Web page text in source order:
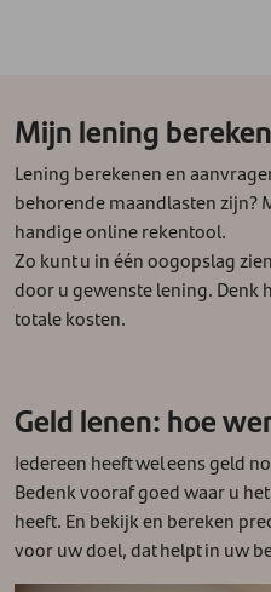
Mijn lening
Lening berekenen en
behorende maandlasten zijn?
handige online rekentool.
Zo kunt u in één oogopslag
door u gewenste lening. Denk
totale kosten.
Geld lenen: hoe
Iedereen heeft wel eens geld
Bedenk vooraf goed waar u
heeft. En bekijk en bereken
voor uw doel, dat helpt in uw